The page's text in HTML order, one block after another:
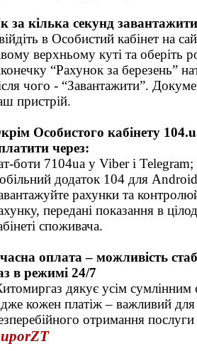
за кілька секунд
в Особистий кабінет на
верхньому куті та оберіть
“Рахунок за березень”
чого - “Завантажити”.
пристрій.
Особистого кабінету
через:
боти 7104ua у Viber і Telegram;
додаток 104 для
рахунки та
передані показання в
споживача.
оплата – можливість
в режимі 24/7
дякує усім сумлінним
кожен платіж – важливий для
отримання послуги